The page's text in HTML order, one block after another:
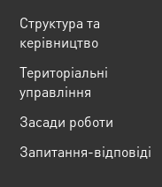
Структура та
керівництво
Територіальні
управління
Засади роботи
Запитання-відповіді